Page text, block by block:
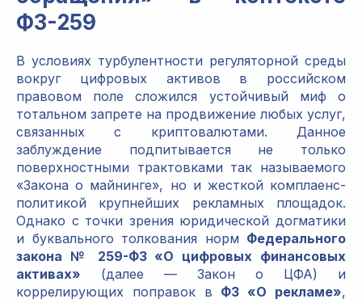
ФЗ-259
В условиях турбулентности регуляторной среды
вокруг цифровых активов в российском
правовом поле сложился устойчивый миф о
тотальном запрете на продвижение любых услуг,
связанных с криптовалютами. Данное
заблуждение подпитывается не только
поверхностными трактовками так называемого
«Закона о майнинге», но и жесткой комплаенс-
политикой крупнейших рекламных площадок.
Однако с точки зрения юридической догматики
и буквального толкования норм Федерального
закона № 259-ФЗ «О цифровых финансовых
активах» (далее — Закон о ЦФА) и
коррелирующих поправок в ФЗ «О рекламе»,